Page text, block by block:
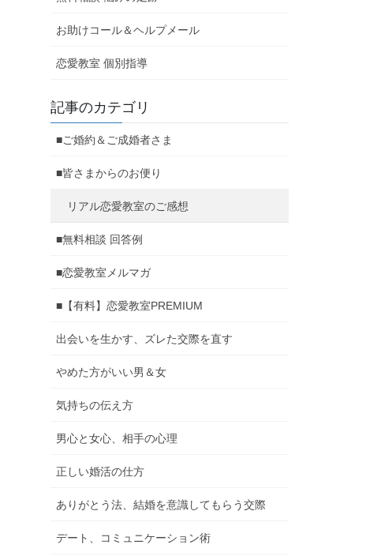
お助けコール＆ヘルプメール
恋愛教室 個別指導
記事のカテゴリ
■ご婚約＆ご成婚者さま
■皆さまからのお便り
リアル恋愛教室のご感想
■無料相談 回答例
■恋愛教室メルマガ
■【有料】恋愛教室PREMIUM
出会いを生かす、ズレた交際を直す
やめた方がいい男＆女
気持ちの伝え方
男心と女心、相手の心理
正しい婚活の仕方
ありがとう法、結婚を意識してもらう交際
デート、コミュニケーション術